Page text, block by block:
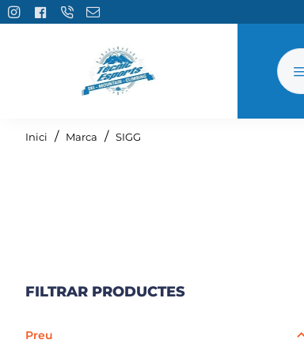
Inici homeMarca SIGG
FILTRAR PRODUCTES
Preu